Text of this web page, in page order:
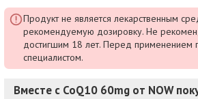
Продукт не является лекарственным
рекомендуемую дозировку. Не
достигшим 18 лет. Перед применением
специалистом.
Вместе с CoQ10 60mg от NOW